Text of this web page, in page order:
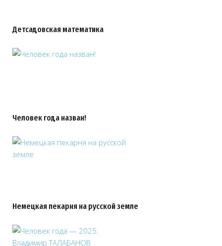
Детсадовская математика
Человек года назван!
Немецкая пекарня на русской земле